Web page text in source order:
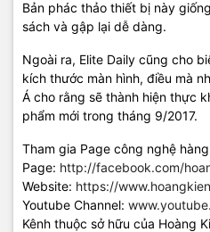
Bản phác thảo thiết bị này
sách và gập lại dễ dàng.
Ngoài ra, Elite Daily cũng cho
kích thước màn hình, điều mà
Á cho rằng sẽ thành hiện thực
phẩm mới trong tháng 9/2017.
Tham gia Page công nghệ
Page: http://facebook.com/
Website: https://
Youtube Channel:
Kênh thuộc sở hữu của Hoàng